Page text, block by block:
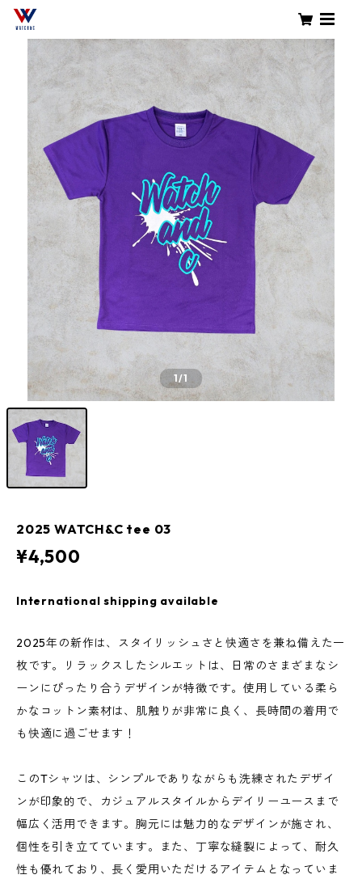
1/1
2025 WATCH&C tee 03
¥4,500
International shipping available
2025年の新作は、スタイリッシュさと快適さを兼ね備えた一
枚です。リラックスしたシルエットは、日常のさまざまなシ
ーンにぴったり合うデザインが特徴です。使用している柔ら
かなコットン素材は、肌触りが非常に良く、長時間の着用で
も快適に過ごせます！
このTシャツは、シンプルでありながらも洗練されたデザイ
ンが印象的で、カジュアルスタイルからデイリーユースまで
幅広く活用できます。胸元には魅力的なデザインが施され、
個性を引き立てています。また、丁寧な縫製によって、耐久
性も優れており、長く愛用いただけるアイテムとなっていま